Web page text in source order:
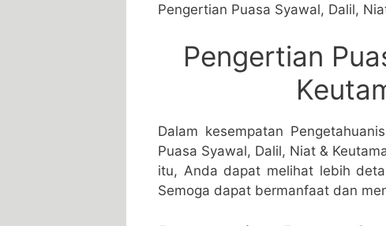
Pengertian Puasa Syawal, Dalil,
Pengertian
Dalam kesempatan
Puasa Syawal, Dalil, Niat &
itu, Anda dapat melihat lebih
Semoga dapat bermanfaat dan